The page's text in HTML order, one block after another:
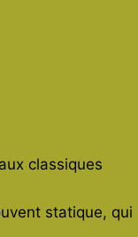
classiques
statique, qui